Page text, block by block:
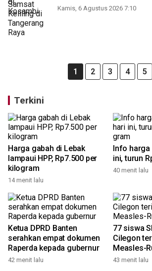
Kamis, 6 Agustus 2026 7:10
1 2 3 4 5
Terkini
Harga gabah di Lebak
lampaui HPP, Rp7.500 per
kilogram
14 menit lalu
Info harga
ini, turun
40 menit lalu
Ketua DPRD Banten
serahkan empat dokumen
Raperda kepada gubernur
42 menit lalu
77 siswa
Cilegon
Measles-
43 menit lalu